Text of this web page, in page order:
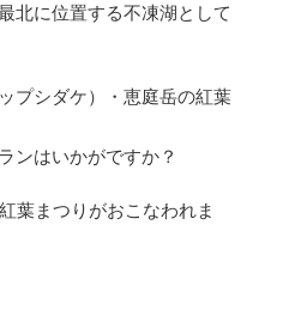
北に位置する不凍湖として
プシダケ）・恵庭岳の紅葉
ンはいかがですか？
葉まつりがおこなわれま